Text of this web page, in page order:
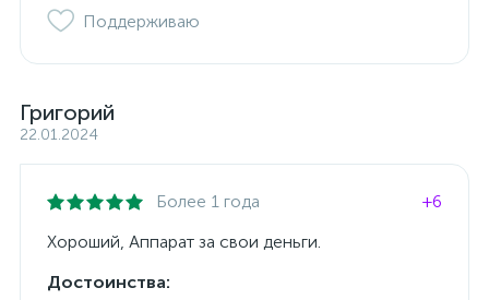
Поддерживаю
Григорий
22.01.2024
Более 1 года
+6
Хороший, Аппарат за свои деньги.
Достоинства: